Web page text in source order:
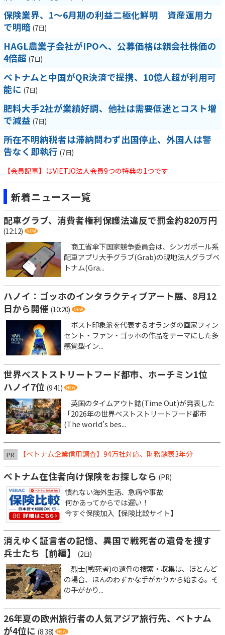
保険業界、1～6月期の利益二極化鮮明 資産運用力
で明暗 (7日)
HAGL農業子会社がIPOへ、公募価格は親会社株価の
4倍超 (7日)
ベトナムと中国がQR決済で提携、10億人超が利用可
能に (7日)
肥料大手2社が業績好調、他社は需要低迷とコスト増
で減益 (7日)
所在不明納税者は滞納問わず出国停止、外国人は警
告なく即執行 (7日)
【会員記事】はVIETJO法人会員9つの特典の1つです
新着ニュース一覧
配車グラブ、消費者権利保護法違反で罰金約820万円
(12:12)
商工省傘下国家競争委員会は、シンガポール系
配車アプリ大手グラブ(Grab)の現地法人グラブベ
トナム(Gra...
ハノイ：ゴッホのインタラクティブアート展、8月12
日から開催 (10:20)
ポスト印象派を代表するオランダの画家フィン
セント・ファン・ゴッホの作品をテーマにした多
感覚型イン...
世界ベストストリートフード都市、ホーチミン1位
ハノイ7位 (9:41)
英国のタイムアウト誌(Time Out)が発表した
「2026年の世界ベストストリートフード都市
(The world’s bes...
PR 【ベトナム企業信用調査】94万社対応、財務諸表3年分
ベトナム在住者向け保険をお探しなら (PR)
慣れない海外生活、急病や事故
何かあってからでは遅い！
今すぐ保険加入【保険比較サイト】
消えゆく証言者の記憶、異国で戦死者の遺骨を捜す
兵士たち【前編】
(2日)
烈士(戦死者)の遺骨の捜索・収集は、ほとんど
の場合、ほんのわずかな手がかりから始まる。そ
の手がかり...
26年夏の欧州旅行者の人気アジア旅行先、ベトナム
が4位に (8:38)